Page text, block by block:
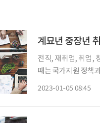
계묘년 중장년
전직, 재취업, 취업,
때는 국가지원 정책
2023-01-05 08:45